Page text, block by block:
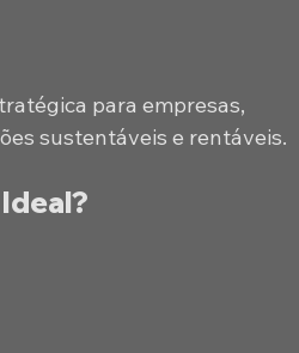
para empresas,
sustentáveis e rentáveis.